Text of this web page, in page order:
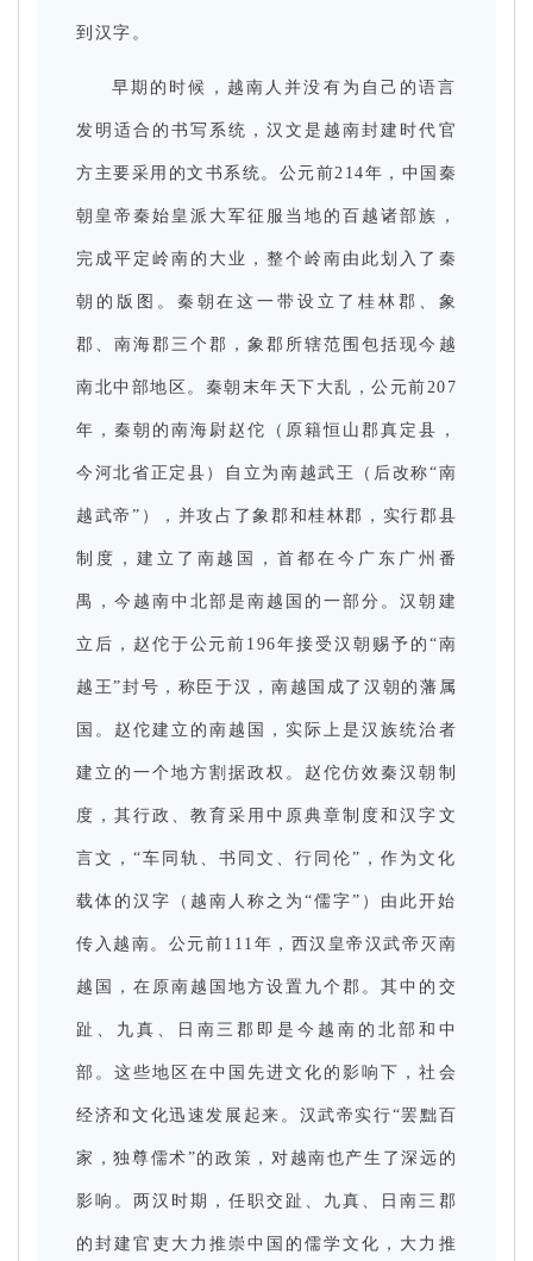
到汉字。
早期的时候，越南人并没有为自己的语言
发明适合的书写系统，汉文是越南封建时代官
方主要采用的文书系统。公元前214年，中国秦
朝皇帝秦始皇派大军征服当地的百越诸部族，
完成平定岭南的大业，整个岭南由此划入了秦
朝的版图。秦朝在这一带设立了桂林郡、象
郡、南海郡三个郡，象郡所辖范围包括现今越
南北中部地区。秦朝末年天下大乱，公元前207
年，秦朝的南海尉赵佗（原籍恒山郡真定县，
今河北省正定县）自立为南越武王（后改称“南
越武帝”），并攻占了象郡和桂林郡，实行郡县
制度，建立了南越国，首都在今广东广州番
禺，今越南中北部是南越国的一部分。汉朝建
立后，赵佗于公元前196年接受汉朝赐予的“南
越王”封号，称臣于汉，南越国成了汉朝的藩属
国。赵佗建立的南越国，实际上是汉族统治者
建立的一个地方割据政权。赵佗仿效秦汉朝制
度，其行政、教育采用中原典章制度和汉字文
言文，“车同轨、书同文、行同伦”，作为文化
载体的汉字（越南人称之为“儒字”）由此开始
传入越南。公元前111年，西汉皇帝汉武帝灭南
越国，在原南越国地方设置九个郡。其中的交
趾、九真、日南三郡即是今越南的北部和中
部。这些地区在中国先进文化的影响下，社会
经济和文化迅速发展起来。汉武帝实行“罢黜百
家，独尊儒术”的政策，对越南也产生了深远的
影响。两汉时期，任职交趾、九真、日南三郡
的封建官吏大力推崇中国的儒学文化，大力推